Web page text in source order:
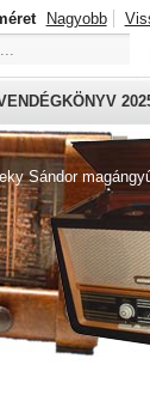
Sándor
Nagyobb